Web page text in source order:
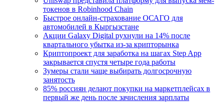
токенов в Robinhood Chain
Быстрое онлайн-страхование ОСАГО для
автомобилей в Кыргызстане
Акции Galaxy Digital рухнули на 14% после
квартального убытка из-за крипторынка
Криптопроект для заработка на шагах Step App
закрывается спустя четыре года работы
Зумеры стали чаще выбирать долгосрочную
занятость
85% россиян делают покупки на маркетплейсах в
первый же день после зачисления зарплаты